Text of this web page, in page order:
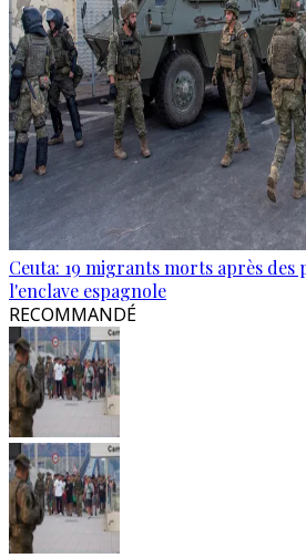
Ceuta: 19 migrants morts après des
l'enclave espagnole
RECOMMANDÉ